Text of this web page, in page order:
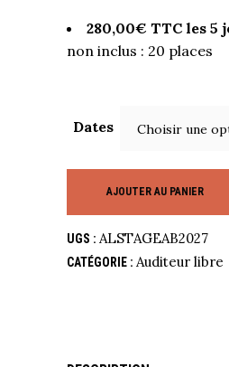
280,00€ TTC les 5
non inclus : 20 places
Dates Choisir une
AJOUTER AU PANIER
UGS : ALSTAGEAB2027
CATÉGORIE : Auditeur libre